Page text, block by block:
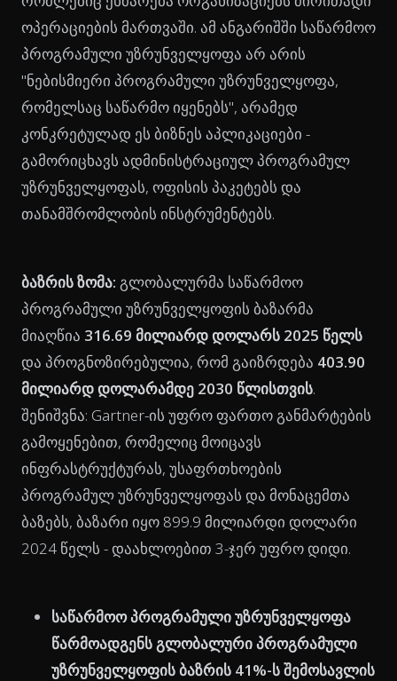
ოპერაციების მართვაში. ამ ანგარიშში საწარმოო
პროგრამული უზრუნველყოფა არ არის
"ნებისმიერი პროგრამული უზრუნველყოფა,
რომელსაც საწარმო იყენებს", არამედ
კონკრეტულად ეს ბიზნეს აპლიკაციები -
გამორიცხავს ადმინისტრაციულ პროგრამულ
უზრუნველყოფას, ოფისის პაკეტებს და
თანამშრომლობის ინსტრუმენტებს.
ბაზრის ზომა: გლობალურმა საწარმოო
პროგრამული უზრუნველყოფის ბაზარმა
მიაღწია 316.69 მილიარდ დოლარს 2025 წელს
და პროგნოზირებულია, რომ გაიზრდება 403.90
მილიარდ დოლარამდე 2030 წლისთვის.
შენიშვნა: Gartner-ის უფრო ფართო განმარტების
გამოყენებით, რომელიც მოიცავს
ინფრასტრუქტურას, უსაფრთხოების
პროგრამულ უზრუნველყოფას და მონაცემთა
ბაზებს, ბაზარი იყო 899.9 მილიარდი დოლარი
2024 წელს - დაახლოებით 3-ჯერ უფრო დიდი.
საწარმოო პროგრამული უზრუნველყოფა
წარმოადგენს გლობალური პროგრამული
უზრუნველყოფის ბაზრის 41%-ს შემოსავლის